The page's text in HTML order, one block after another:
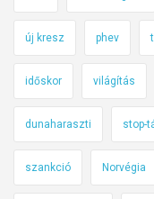
új kresz phev
időskor világítás
dunaharaszti stop-
szankció Norvégia